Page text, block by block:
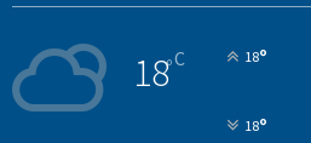
18°C 18°
18°